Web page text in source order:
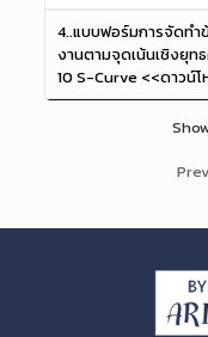
4..แบบฟอร์มการจัดทำ
งานตามจุดเน้นเชิงยุท
10 S-Curve <<ดาวน์